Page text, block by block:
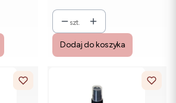
szt.
Dodaj do koszyka